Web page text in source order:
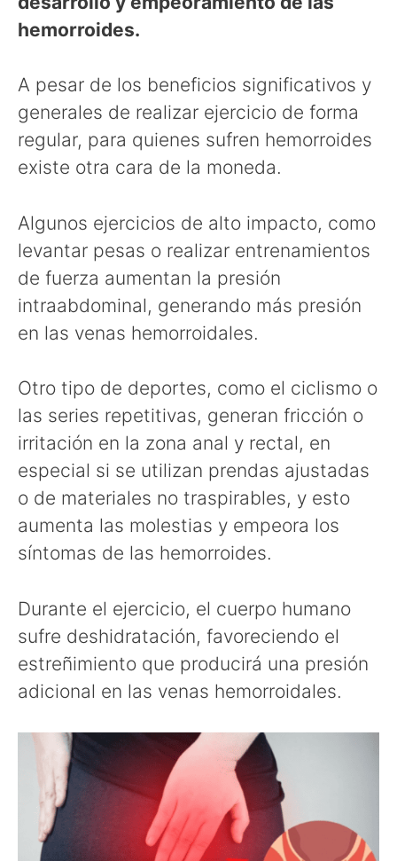
hemorroides.
A pesar de los beneficios significativos y
generales de realizar ejercicio de forma
regular, para quienes sufren hemorroides
existe otra cara de la moneda.
Algunos ejercicios de alto impacto, como
levantar pesas o realizar entrenamientos
de fuerza aumentan la presión
intraabdominal, generando más presión
en las venas hemorroidales.
Otro tipo de deportes, como el ciclismo o
las series repetitivas, generan fricción o
irritación en la zona anal y rectal, en
especial si se utilizan prendas ajustadas
o de materiales no traspirables, y esto
aumenta las molestias y empeora los
síntomas de las hemorroides.
Durante el ejercicio, el cuerpo humano
sufre deshidratación, favoreciendo el
estreñimiento que producirá una presión
adicional en las venas hemorroidales.